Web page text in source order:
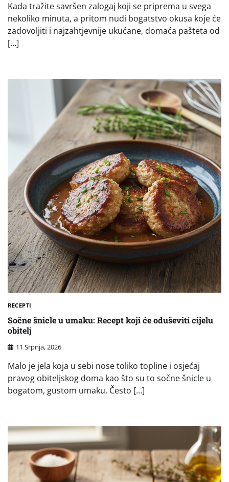
Kada tražite savršen zalogaj koji se priprema u svega
nekoliko minuta, a pritom nudi bogatstvo okusa koje će
zadovoljiti i najzahtjevnije ukućane, domaća pašteta od
[…]
RECEPTI
Sočne šnicle u umaku: Recept koji će oduševiti cijelu
obitelj
11 Srpnja, 2026
Malo je jela koja u sebi nose toliko topline i osjećaj
pravog obiteljskog doma kao što su to sočne šnicle u
bogatom, gustom umaku. Često […]